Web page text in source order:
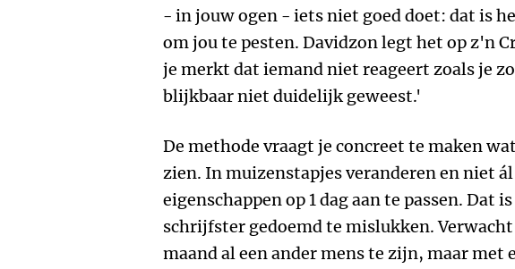
- in jouw ogen - iets niet goed doet: dat is
om jou te pesten. Davidzon legt het op z'n
je merkt dat iemand niet reageert zoals je
blijkbaar niet duidelijk geweest.'
De methode vraagt je concreet te maken
zien. In muizenstapjes veranderen en niet
eigenschappen op 1 dag aan te passen. Dat
schrijfster gedoemd te mislukken.
maand al een ander mens te zijn, maar met